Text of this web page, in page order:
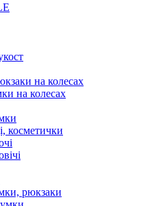
на колесах
на колесах
косметички
рюкзаки